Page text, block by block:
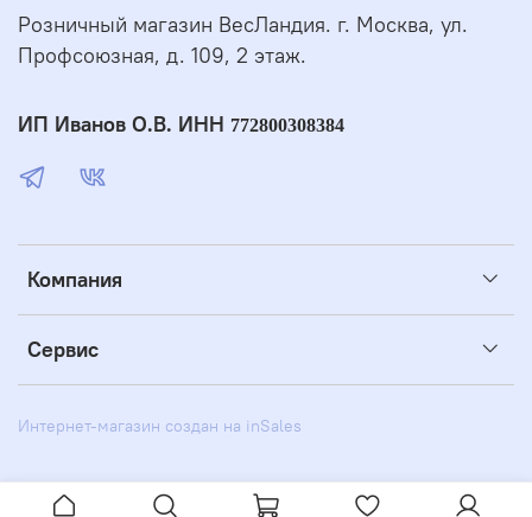
Компания
Сервис
Розничный магазин ВесЛандия. г. Москва, ул.
Профсоюзная, д. 109, 2 этаж.
ИП Иванов О.В. ИНН 772800308384
Интернет-магазин создан на inSales